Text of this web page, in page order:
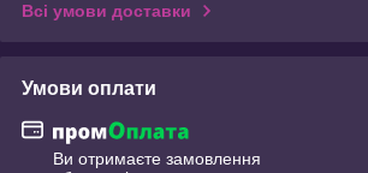
Всі умови доставки
Умови оплати
Ви отримаєте замовлення